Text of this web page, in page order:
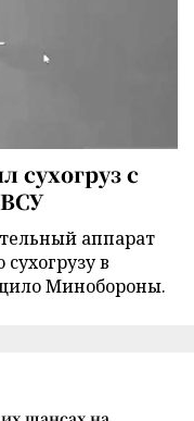
сухогруз с
аппарат
в
Минобороны.